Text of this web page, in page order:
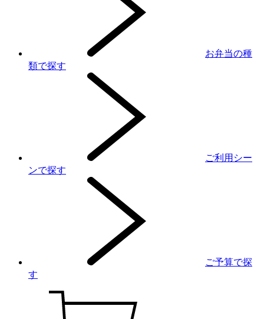
お弁当の種
類で探す
ご利用シー
ンで探す
ご予算で探
す